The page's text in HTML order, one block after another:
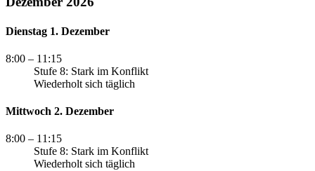
Dienstag 1. Dezember
8:00 – 11:15
Stufe 8: Stark im Konflikt
Wiederholt sich täglich
Mittwoch 2. Dezember
8:00 – 11:15
Stufe 8: Stark im Konflikt
Wiederholt sich täglich